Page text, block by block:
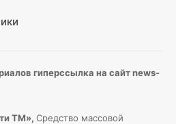
гиперссылка на сайт news-
ТМ», Средство массовой